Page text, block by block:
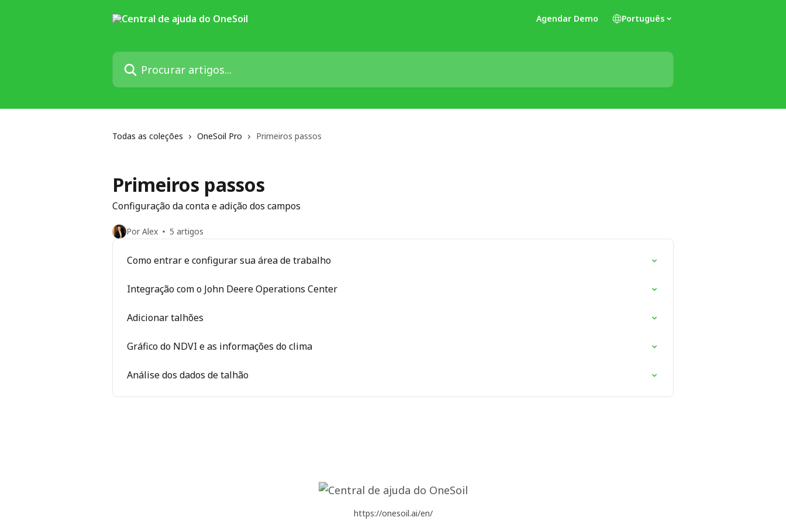
Agendar Demo Português
Procurar artigos...
Todas as coleções OneSoil Pro Primeiros passos
Primeiros passos
Configuração da conta e adição dos campos
Por Alex 5 artigos
Como entrar e configurar sua área de trabalho
Integração com o John Deere Operations Center
Adicionar talhões
Gráfico do NDVI e as informações do clima
Análise dos dados de talhão
https://onesoil.ai/en/